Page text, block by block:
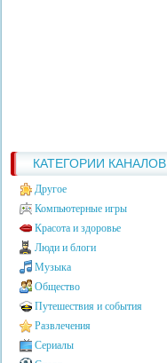
КАТЕГОРИИ КАНАЛОВ
Другое
Компьютерные игры
Красота и здоровье
Люди и блоги
Музыка
Общество
Путешествия и события
Развлечения
Сериалы